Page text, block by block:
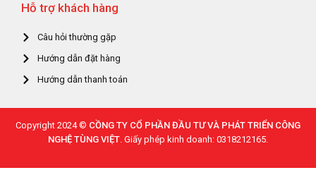
Hỗ trợ khách hàng
Câu hỏi thường gặp
Hướng dẫn đặt hàng
Hướng dẫn thanh toán
Copyright 2024 © CỒNG TY CỔ PHẦN ĐẦU TƯ VÀ PHÁT TRIỂN CÔNG
NGHỆ TÙNG VIỆT. Giấy phép kinh doanh: 0318212165.